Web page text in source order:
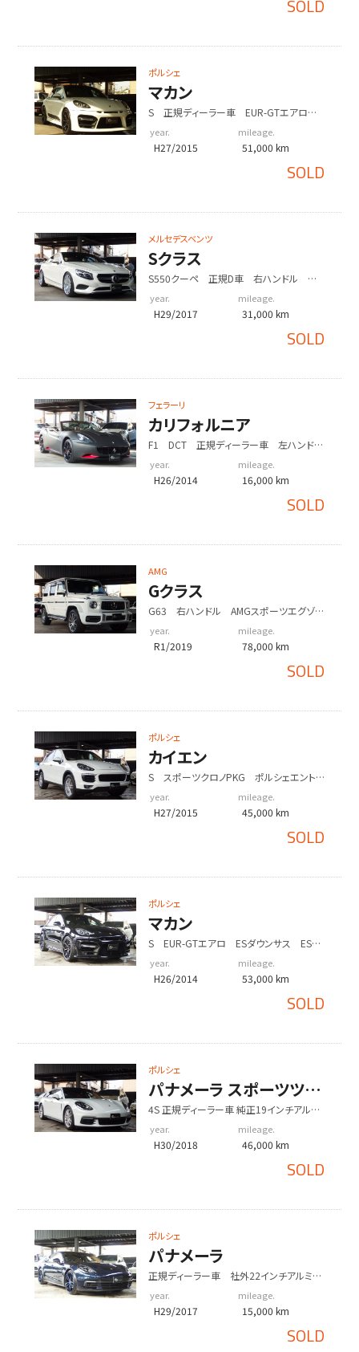
SOLD
ポルシェ
マカン
S 正規ディーラー車 EUR-GTエアロ
ル スポクロPKG
year.
H27/2015
mileage.
51,000 km
SOLD
メルセデスベンツ
Sクラス
S550クーペ 正規D車 右ハンドル マ
ワリングキット
year.
H29/2017
mileage.
31,000 km
SOLD
フェラーリ
カリフォルニア
F1 DCT 正規ディーラー車 左ハンド
チアルミ
year.
H26/2014
mileage.
16,000 km
SOLD
AMG
Gクラス
G63 右ハンドル AMGスポーツエグゾー
year.
R1/2019
mileage.
78,000 km
SOLD
ポルシェ
カイエン
S スポーツクロノPKG ポルシェエントリ
year.
H27/2015
mileage.
45,000 km
SOLD
ポルシェ
マカン
S EUR-GTエアロ ESダウンサス ES22
year.
H26/2014
mileage.
53,000 km
SOLD
ポルシェ
パナメーラ スポーツツー
リスモ
4S 正規ディーラー車 純正19インチアルミ
year.
H30/2018
mileage.
46,000 km
SOLD
ポルシェ
パナメーラ
正規ディーラー車 社外22インチアルミ
トリドライブ
year.
H29/2017
mileage.
15,000 km
SOLD